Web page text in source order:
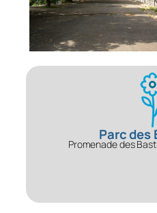
Parc des
Promenade des